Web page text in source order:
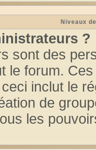
Niveaux
?
sont des
le forum.
inclut le
de
les